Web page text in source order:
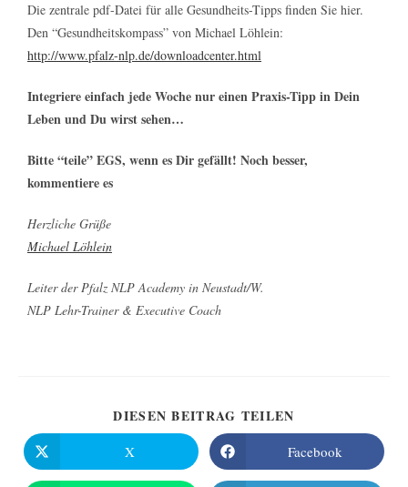
Die zentrale pdf-Datei für alle Gesundheits-Tipps finden Sie hier.
Den “Gesundheitskompass” von Michael Löhlein:
http://www.pfalz-nlp.de/downloadcenter.html
Integriere einfach jede Woche nur einen Praxis-Tipp in Dein
Leben und Du wirst sehen…
Bitte “teile” EGS, wenn es Dir gefällt! Noch besser,
kommentiere es
Herzliche Grüße
Michael Löhlein
Leiter der Pfalz NLP Academy in Neustadt/W.
NLP Lehr-Trainer & Executive Coach
DIESEN BEITRAG TEILEN
X Facebook